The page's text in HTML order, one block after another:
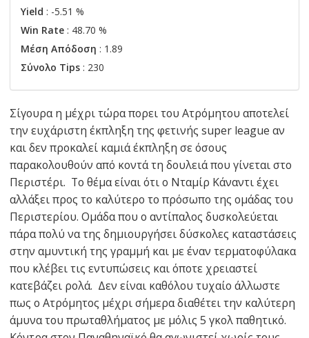
Yield : -5.51 %
Win Rate : 48.70 %
Μέση Απόδοση : 1.89
Σύνολο Tips : 230
Σίγουρα η μέχρι τώρα πορει του Ατρόμητου αποτελεί
την ευχάριστη έκπληξη της φετινής super league αν
και δεν προκαλεί καμιά έκπληξη σε όσους
παρακολουθούν από κοντά τη δουλειά που γίνεται στο
Περιστέρι. Το θέμα είναι ότι ο Νταμίρ Κάναντι έχει
αλλάξει προς το καλύτερο το πρόσωπο της ομάδας του
Περιστερίου. Ομάδα που ο αντίπαλος δυσκολεύεται
πάρα πολύ να της δημιουργήσει δύσκολες καταστάσεις
στην αμυντική της γραμμή και με έναν τερματοφύλακα
που κλέβει τις εντυπώσεις και όποτε χρειαστεί
κατεβάζει ρολά. Δεν είναι καθόλου τυχαίο άλλωστε
πως ο Ατρόμητος μέχρι σήμερα διαθέτει την καλύτερη
άμυνα του πρωταθλήματος με μόλις 5 γκολ παθητικό.